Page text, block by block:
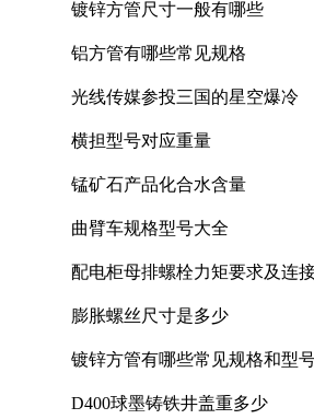
镀锌方管尺寸一般有哪些
铝方管有哪些常见规格
光线传媒参投三国的星空爆冷
横担型号对应重量
锰矿石产品化合水含量
曲臂车规格型号大全
配电柜母排螺栓力矩要求及连
膨胀螺丝尺寸是多少
镀锌方管有哪些常见规格和型
D400球墨铸铁井盖重多少